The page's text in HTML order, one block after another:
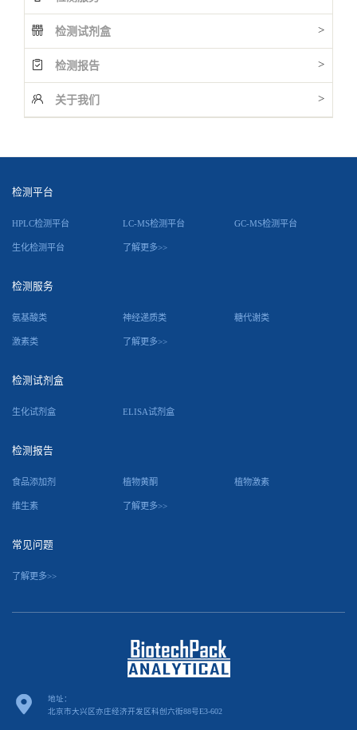
检测试剂盒 >
检测报告 >
关于我们 >
检测平台
HPLC检测平台 LC-MS检测平台 GC-MS检测平台
生化检测平台 了解更多>>
检测服务
氨基酸类 神经递质类 糖代谢类
激素类 了解更多>>
检测试剂盒
生化试剂盒 ELISA试剂盒
检测报告
食品添加剂 植物黄酮 植物激素
维生素 了解更多>>
常见问题
了解更多>>
地址：
北京市大兴区亦庄经济开发区科创六街88号E3-602